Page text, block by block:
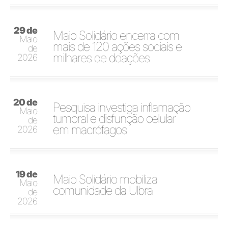
29 de
Maio
de
2026
Maio Solidário encerra com
mais de 120 ações sociais e
milhares de doações
20 de
Maio
de
2026
Pesquisa investiga inflamação
tumoral e disfunção celular
em macrófagos
19 de
Maio
de
2026
Maio Solidário mobiliza
comunidade da Ulbra